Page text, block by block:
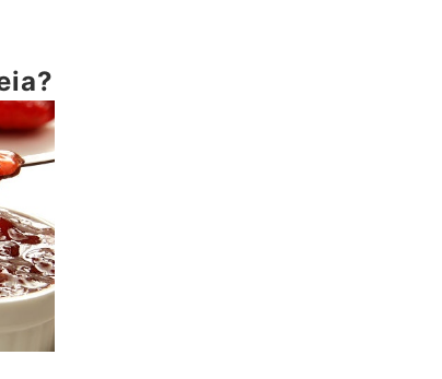
para Experimentar Novos Produtos
a Sua Geleia